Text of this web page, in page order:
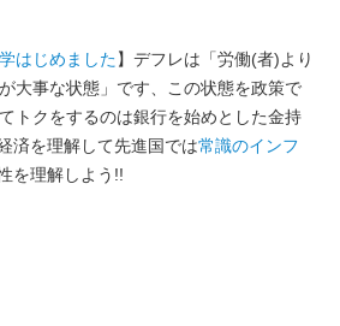
はじめました】デフレは「労働(者)より
大事な状態」です、この状態を政策で
トクをするのは銀行を始めとした金持
を理解して先進国では常識のインフ
を理解しよう!!